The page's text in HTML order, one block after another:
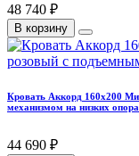
48 740 ₽
В корзину
Кровать Аккорд 160х200
механизмом на низких
44 690 ₽